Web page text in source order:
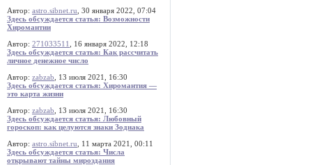
Автор: astro.sibnet.ru , 30 января 2022, 07:04
Здесь обсуждается статья: Возможности
Хиромантии
Автор: 271033511
, 16 января 2022, 12:18
Здесь обсуждается статья: Как рассчитать
личное денежное число
Автор: zabzab , 13 июля 2021, 16:30
Здесь обсуждается статья: Хиромантия —
это карта жизни
Автор: zabzab , 13 июля 2021, 16:30
Здесь обсуждается статья: Любовный
гороскоп: как целуются знаки Зодиака
Автор: astro.sibnet.ru , 11 марта 2021, 00:11
Здесь обсуждается статья: Числа
открывают тайны мироздания